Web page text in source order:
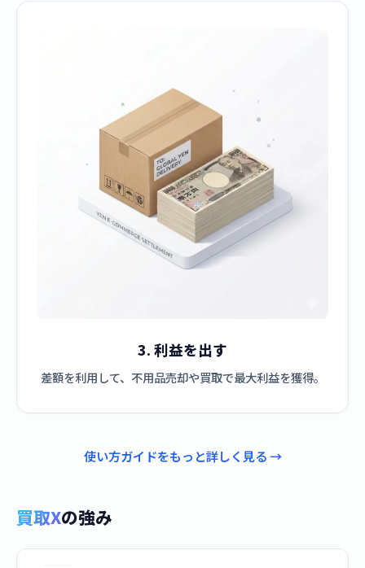
3. 利益を出す
差額を利用して、不用品売却や買取で最大利益を獲得。
使い方ガイドをもっと詳しく見る →
買取Xの強み